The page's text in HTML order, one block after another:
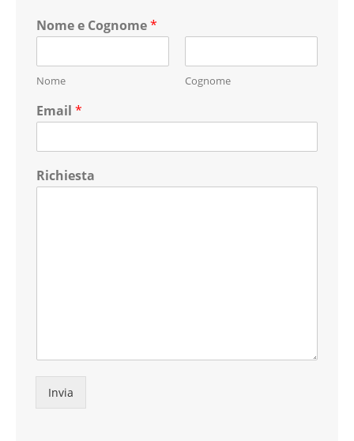
Nome e Cognome*
Nome Cognome
Email *
Richiesta
Invia